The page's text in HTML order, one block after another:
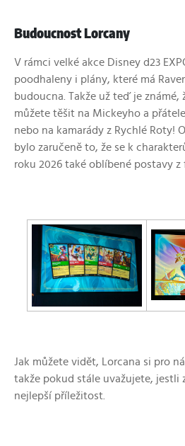
Budoucnost Lorcany
V rámci velké akce Disney d23
poodhaleny i plány, které má
budoucna. Takže už teď je známé,
můžete těšit na Mickeyho a
nebo na kamarády z Rychlé Roty!
bylo zaručeně to, že se k
roku 2026 také oblíbené postavy z
Jak můžete vidět, Lorcana si pro
takže pokud stále uvažujete, jestli
nejlepší příležitost.